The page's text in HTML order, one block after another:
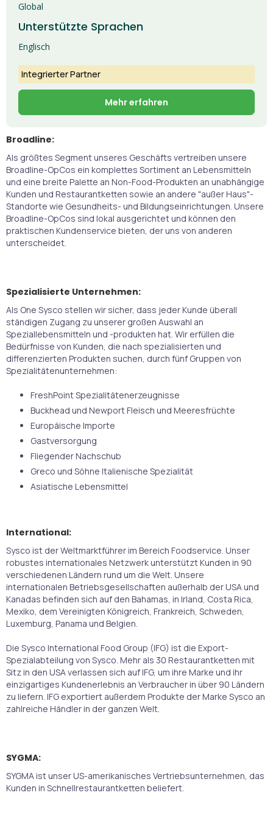
Broadline:
Als größtes Segment unseres Geschäfts vertreiben unsere
Broadline-OpCos ein komplettes Sortiment an Lebensmitteln
und eine breite Palette an Non-Food-Produkten an unabhängige
Kunden und Restaurantketten sowie an andere "außer Haus"-
Standorte wie Gesundheits- und Bildungseinrichtungen. Unsere
Broadline-OpCos sind lokal ausgerichtet und können den
praktischen Kundenservice bieten, der uns von anderen
unterscheidet.
Spezialisierte Unternehmen:
Als One Sysco stellen wir sicher, dass jeder Kunde überall
ständigen Zugang zu unserer großen Auswahl an
Speziallebensmitteln und -produkten hat. Wir erfüllen die
Bedürfnisse von Kunden, die nach spezialisierten und
differenzierten Produkten suchen, durch fünf Gruppen von
Spezialitätenunternehmen:
FreshPoint Spezialitätenerzeugnisse
Buckhead und Newport Fleisch und Meeresfrüchte
Europäische Importe
Gastversorgung
Fliegender Nachschub
Greco und Söhne Italienische Spezialität
Asiatische Lebensmittel
International:
Sysco ist der Weltmarktführer im Bereich Foodservice. Unser
robustes internationales Netzwerk unterstützt Kunden in 90
verschiedenen Ländern rund um die Welt. Unsere
internationalen Betriebsgesellschaften außerhalb der USA und
Kanadas befinden sich auf den Bahamas, in Irland, Costa Rica,
Mexiko, dem Vereinigten Königreich, Frankreich, Schweden,
Luxemburg, Panama und Belgien.
Die Sysco International Food Group (IFG) ist die Export-
Spezialabteilung von Sysco. Mehr als 30 Restaurantketten mit
Sitz in den USA verlassen sich auf IFG, um ihre Marke und ihr
einzigartiges Kundenerlebnis an Verbraucher in über 90 Ländern
zu liefern. IFG exportiert außerdem Produkte der Marke Sysco an
zahlreiche Händler in der ganzen Welt.
SYGMA:
SYGMA ist unser US-amerikanisches Vertriebsunternehmen, das
Kunden in Schnellrestaurantketten beliefert.
Global
Unterstützte Sprachen
Englisch
Integrierter Partner
Mehr erfahren